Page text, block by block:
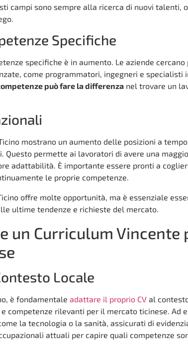
campi sono sempre alla ricerca di nuovi talenti,
Specifiche
specifiche è in aumento. Le aziende
come programmatori, ingegneri e specialisti
può fare la differenzanel trovare un
mostrano un aumento delle posizioni a
permette ai lavoratori di avere una
adattabilità. È importante essere pronti a
le proprie competenze.
offre molte opportunità, ma è essenziale
ultime tendenze e richieste del mercato.
un Curriculum Vincente
Locale
è fondamentale adattare il proprio CVal
competenze rilevanti per il mercato ticinese. Ad
la tecnologia o la sanità, assicurati di
attuali per capire quali competenze